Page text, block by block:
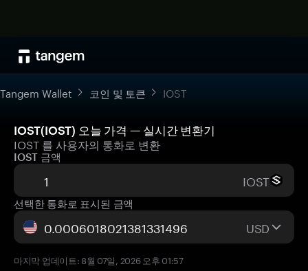
Tangem Wallet 코인 및 토큰 IOST
IOST(IOST) 오늘 가격 — 실시간 변환기
IOST 를 사용자의 통화로 변환
IOST 금액
IOST
선택한 통화로 표시된 금액
USD
마지막 업데이트: 8월 07일, 2026 오후 01:57